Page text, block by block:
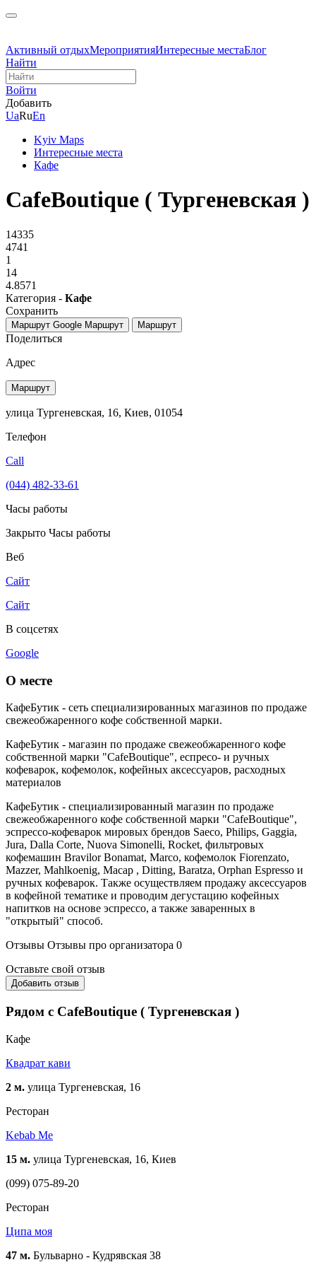
Активный отдыхМероприятияИнтересные местаБлог
Найти
Войти
Добавить
UaRuEn
Kyiv Maps
Интересные места
Кафе
CafeBoutique ( Тургеневская )
14335
4741
1
14
4.8571
Категория - Кафе
Сохранить
Маршрут Google Маршрут Маршрут
Поделиться
Адрес
Маршрут
улица Тургеневская, 16, Киев, 01054
Телефон
Call
(044) 482-33-61
Часы работы
Закрыто Часы работы
Веб
Сайт
Сайт
В соцсетях
Google
О месте
КафеБутик - сеть специализированных магазинов по продаже
свежеобжаренного кофе собственной марки.
КафеБутик - магазин по продаже свежеобжаренного кофе
собственной марки "CafeBoutique", еспресо- и ручных
кофеварок, кофемолок, кофейных аксессуаров, расходных
материалов
КафеБутик - специализированный магазин по продаже
свежеобжаренного кофе собственной марки "CafeBoutique",
эспрессо-кофеварок мировых брендов Saeco, Philips, Gaggia,
Jura, Dalla Corte, Nuova Simonelli, Rocket, фильтровых
кофемашин Bravilor Bonamat, Marco, кофемолок Fiorenzato,
Mazzer, Mahlkoenig, Macap , Ditting, Baratza, Orphan Espresso и
ручных кофеварок. Также осуществляем продажу аксессуаров
в кофейной тематике и проводим дегустацию кофейных
напитков на основе эспрессо, а также заваренных в
"открытый" способ.
Отзывы Отзывы про организатора 0
Оставьте свой отзыв
Добавить отзыв
Рядом с CafeBoutique ( Тургеневская )
Кафе
Квадрат кави
2 м. улица Тургеневская, 16
Ресторан
Kebab Me
15 м. улица Тургеневская, 16, Киев
(099) 075-89-20
Ресторан
Ципа моя
47 м. Бульварно - Кудрявская 38